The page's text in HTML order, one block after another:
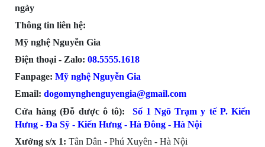
ngày
Thông tin liên hệ:
Mỹ nghệ Nguyễn Gia
Điện thoại - Zalo: 08.5555.1618
Fanpage: Mỹ nghệ Nguyễn Gia
Email: dogomynghenguyengia@gmail.com
Cửa hàng (Đỗ được ô tô):
Số 1 Ngõ Trạm y tế P. Kiến
Hưng - Đa Sỹ - Kiến Hưng - Hà Đông - Hà Nội
Xưởng s/x 1: Tân Dân - Phú Xuyên - Hà Nội